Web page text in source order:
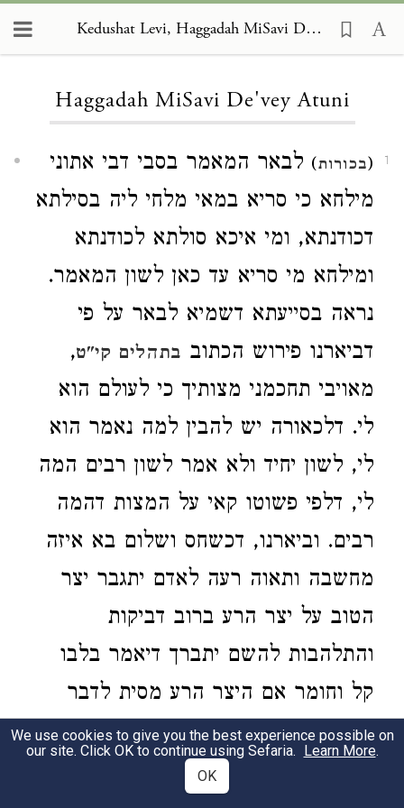
Kedushat Levi, Haggadah MiSavi De'vey Atuni
Haggadah MiSavi De'vey Atuni
1
(בכורות) לבאר המאמר בסבי דבי אתוני
מילחא כי סריא במאי מלחי ליה בסילתא
דכודנתא, ומי איכא סולתא לכודנתא
ומילחא מי סריא עד כאן לשון המאמר.
נראה בסייעתא דשמיא לבאר על פי
דביארנו פירוש הכתוב בתהלים קי"ט,
מאויבי תחכמני מצותיך כי לעולם הוא
לי. דלכאורה יש להבין למה נאמר הוא
לי, לשון יחיד ולא אמר לשון רבים המה
לי, דלפי פשוטו קאי על המצות דהמה
רבים. וביארנו, דכשחס ושלום בא איזה
מחשבה ותאוה רעה לאדם יתגבר יצר
הטוב על יצר הרע ברוב דביקות
והתלהבות להשם יתברך דיאמר בלבו
קל וחומר אם היצר הרע מסית לדבר
הפסד נבזה ושפל דכל התאות הם דברים
נפסדים אין בהם ממש וקיום כמו תאות
We use cookies to give you the best experience possible on
our site. Click OK to continue using Sefaria. Learn More.
OK